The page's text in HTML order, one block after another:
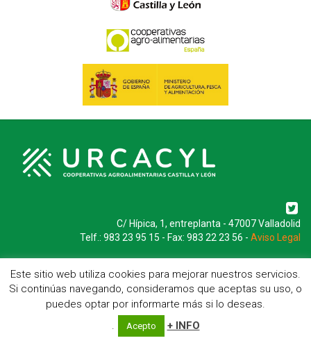
C/ Hípica, 1, entreplanta - 47007 Valladolid
Telf.: 983 23 95 15 - Fax: 983 22 23 56 - Aviso Legal
Este sitio web utiliza cookies para mejorar nuestros servicios.
Si continúas navegando, consideramos que aceptas su uso, o
puedes optar por informarte más si lo deseas.
.
Acepto + INFO